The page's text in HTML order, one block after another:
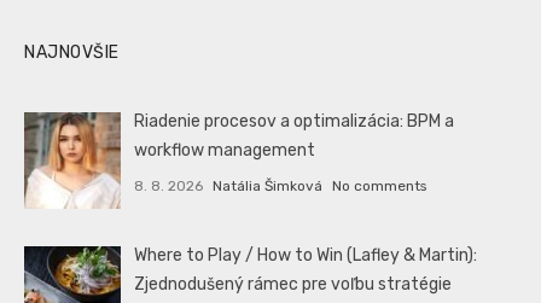
NAJNOVŠIE
Riadenie procesov a optimalizácia: BPM a
workflow management
8. 8. 2026 Natália Šimková No comments
Where to Play / How to Win (Lafley & Martin):
Zjednodušený rámec pre voľbu stratégie